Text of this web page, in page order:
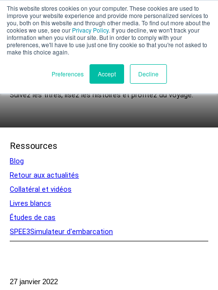
This website stores cookies on your computer. These cookies are used to
improve your website experience and provide more personalized services to
you, both on this website and through other media. To find out more about the
cookies we use, see our Privacy Policy. If you decline, we won't track your
information when you visit our site. But in order to comply with your
preferences, we'll have to use just one tiny cookie so that you're not asked to
make this choice again.
Preferences Accept Decline
Évaluation partielle
Produits
UEM
XSPEE3D
WarpSPEE3D
LightSPEE3D
Applications
Nouvelles
Suivez les titres, lisez les histoires et profitez du voyage.
Ressources
Blog
Retour aux actualités
Collatéral et vidéos
Livres blancs
Études de cas
SPEE3Simulateur d'embarcation
27 janvier 2022